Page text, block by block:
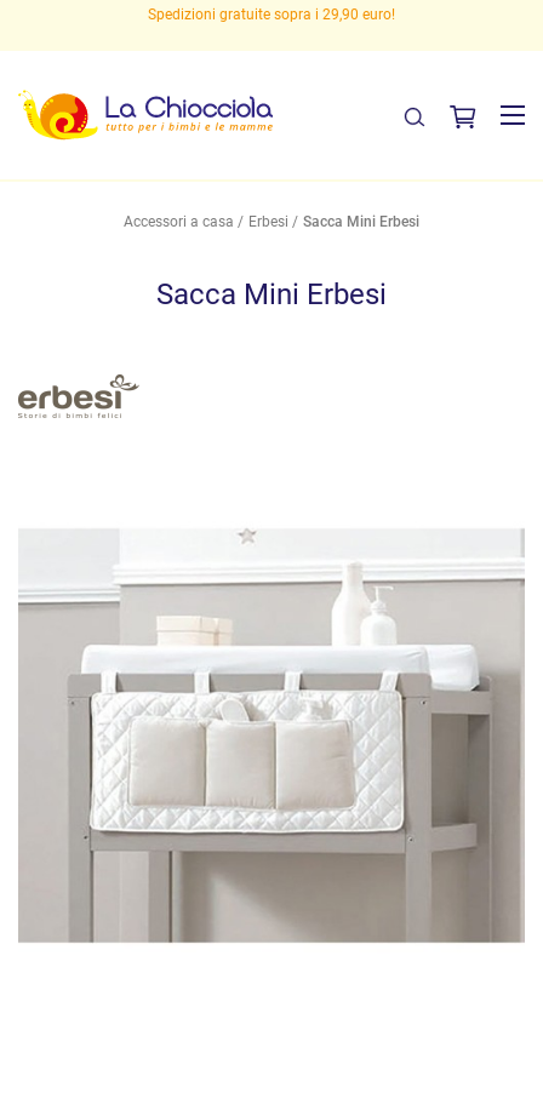
Spedizioni gratuite sopra i 29,90 euro!
Accessori a casa Erbesi Sacca Mini Erbesi
Sacca Mini Erbesi